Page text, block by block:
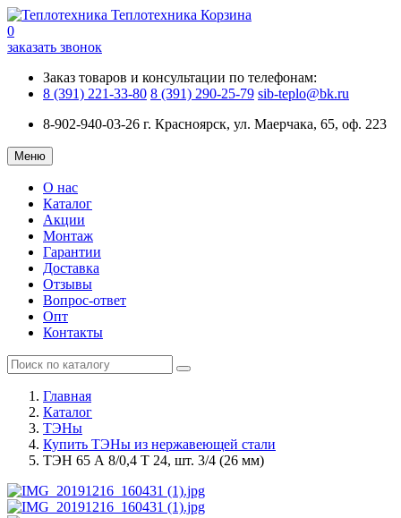
Теплотехника Корзина
0
заказать звонок
Заказ товаров и консультации по телефонам:
8 (391) 221-33-80 8 (391) 290-25-79 sib-teplo@bk.ru
8-902-940-03-26 г. Красноярск, ул. Маерчака, 65, оф. 223
Меню
О нас
Каталог
Акции
Монтаж
Гарантии
Доставка
Отзывы
Вопрос-ответ
Опт
Контакты
Главная
Каталог
ТЭНы
Купить ТЭНы из нержавеющей стали
ТЭН 65 А 8/0,4 Т 24, шт. 3/4 (26 мм)